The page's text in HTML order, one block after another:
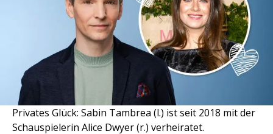
Privates Glück: Sabin Tambrea (l.) ist seit 2018 mit der
Schauspielerin Alice Dwyer (r.) verheiratet.